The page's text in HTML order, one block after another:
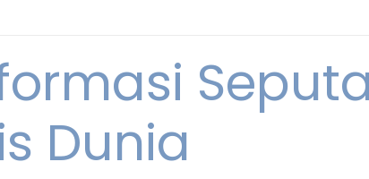
Dunia